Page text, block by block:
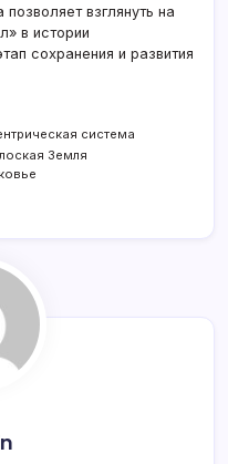
взглянуть на
в истории
сохранения и развития
система
Земля